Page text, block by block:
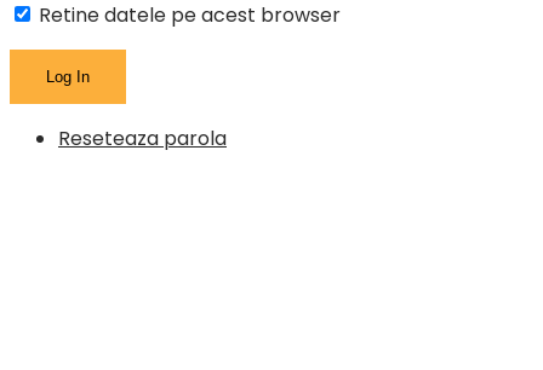
Retine datele pe acest browser
Reseteaza parola